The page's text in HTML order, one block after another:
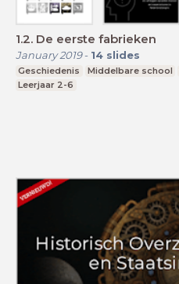
1.2. De eerste fabrieken
January 2019- 14 slides
Geschiedenis Middelbare school
Leerjaar 2-6